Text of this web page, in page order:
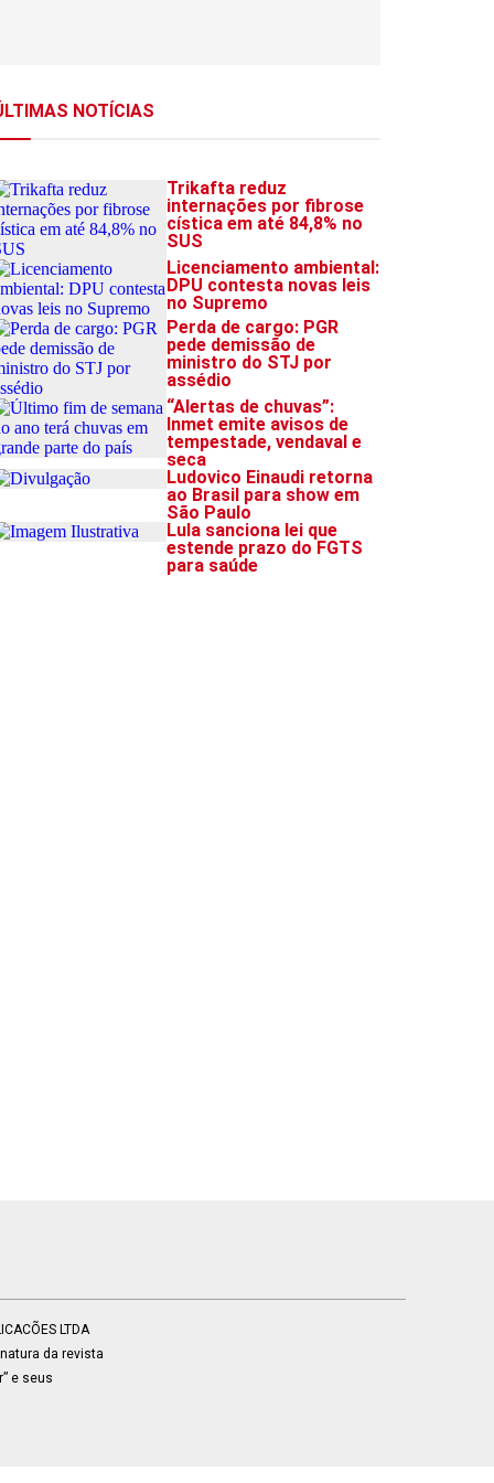
LTDA
da revista
e seus